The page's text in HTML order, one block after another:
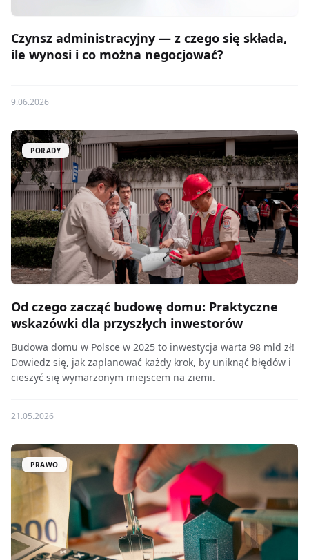
Czynsz administracyjny — z czego się składa,
ile wynosi i co można negocjować?
9.06.2026
PORADY
Od czego zacząć budowę domu: Praktyczne
wskazówki dla przyszłych inwestorów
Budowa domu w Polsce w 2025 to inwestycja warta 98 mld zł!
Dowiedz się, jak zaplanować każdy krok, by uniknąć błędów i
cieszyć się wymarzonym miejscem na ziemi.
21.05.2026
PRAWO